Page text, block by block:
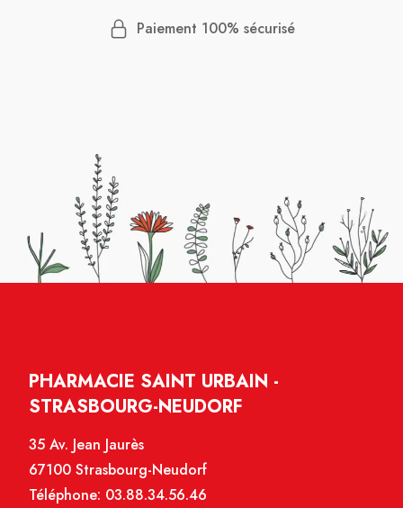
Paiement 100% sécurisé
PHARMACIE SAINT URBAIN -
STRASBOURG-NEUDORF
35 Av. Jean Jaurès
67100 Strasbourg-Neudorf
Téléphone: 03.88.34.56.46